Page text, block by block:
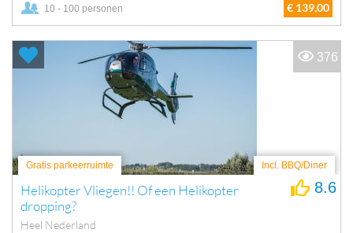
10 - 100 personen € 139,00
Gratis parkeerruimte Incl. BBQ/Diner
Helikopter Vliegen!! Of een Helikopter
dropping?
Heel Nederland
8.6
376